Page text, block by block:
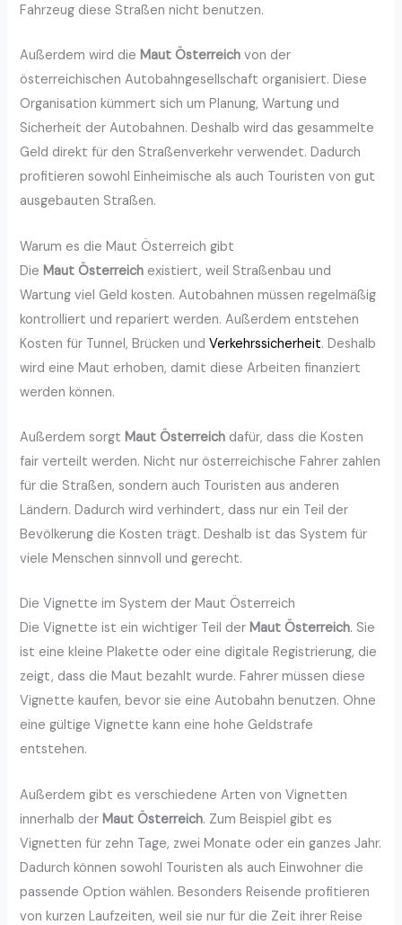
Fahrzeug diese Straßen nicht benutzen.
Außerdem wird dieMaut Österreich von der
österreichischen Autobahngesellschaft organisiert. Diese
Organisation kümmert sich um Planung, Wartung und
Sicherheit der Autobahnen. Deshalb wird das gesammelte
Geld direkt für den Straßenverkehr verwendet. Dadurch
profitieren sowohl Einheimische als auch Touristen von gut
ausgebauten Straßen.
Warum es die Maut Österreich gibt
Die Maut Österreich existiert, weil Straßenbau und
Wartung viel Geld kosten. Autobahnen müssen regelmäßig
kontrolliert und repariert werden. Außerdem entstehen
Kosten für Tunnel, Brücken undVerkehrssicherheit. Deshalb
wird eine Maut erhoben, damit diese Arbeiten finanziert
werden können.
Außerdem sorgtMaut Österreich dafür, dass die Kosten
fair verteilt werden. Nicht nur österreichische Fahrer zahlen
für die Straßen, sondern auch Touristen aus anderen
Ländern. Dadurch wird verhindert, dass nur ein Teil der
Bevölkerung die Kosten trägt. Deshalb ist das System für
viele Menschen sinnvoll und gerecht.
Die Vignette im System der Maut Österreich
Die Vignette ist ein wichtiger Teil derMaut Österreich. Sie
ist eine kleine Plakette oder eine digitale Registrierung, die
zeigt, dass die Maut bezahlt wurde. Fahrer müssen diese
Vignette kaufen, bevor sie eine Autobahn benutzen. Ohne
eine gültige Vignette kann eine hohe Geldstrafe
entstehen.
Außerdem gibt es verschiedene Arten von Vignetten
innerhalb der Maut Österreich. Zum Beispiel gibt es
Vignetten für zehn Tage, zwei Monate oder ein ganzes Jahr.
Dadurch können sowohl Touristen als auch Einwohner die
passende Option wählen. Besonders Reisende profitieren
von kurzen Laufzeiten, weil sie nur für die Zeit ihrer Reise